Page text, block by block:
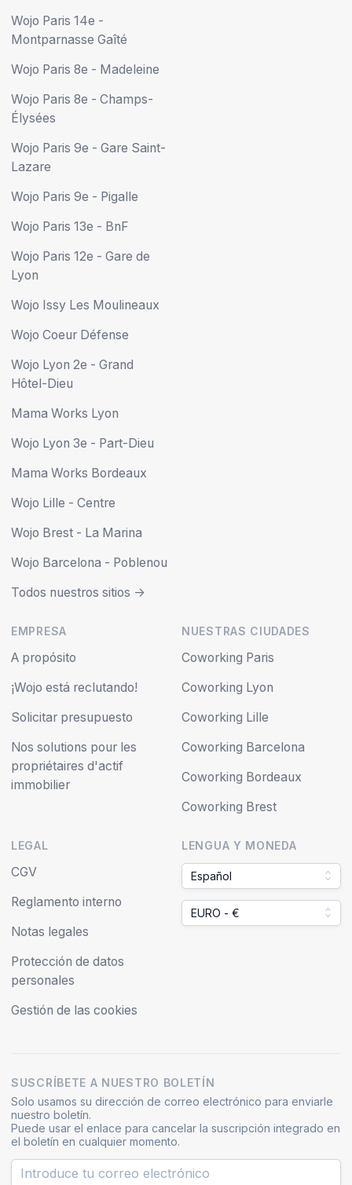
Wojo Paris 14e -
Montparnasse Gaîté
Wojo Paris 8e - Madeleine
Wojo Paris 8e - Champs-
Élysées
Wojo Paris 9e - Gare Saint-
Lazare
Wojo Paris 9e - Pigalle
Wojo Paris 13e - BnF
Wojo Paris 12e - Gare de
Lyon
Wojo Issy Les Moulineaux
Wojo Coeur Défense
Wojo Lyon 2e - Grand
Hôtel-Dieu
Mama Works Lyon
Wojo Lyon 3e - Part-Dieu
Mama Works Bordeaux
Wojo Lille - Centre
Wojo Brest - La Marina
Wojo Barcelona - Poblenou
Todos nuestros sitios ->
EMPRESA
A propósito
¡Wojo está reclutando!
Solicitar presupuesto
Nos solutions pour les
propriétaires d'actif
immobilier
NUESTRAS CIUDADES
Coworking Paris
Coworking Lyon
Coworking Lille
Coworking Barcelona
Coworking Bordeaux
Coworking Brest
LEGAL
CGV
Reglamento interno
Notas legales
Protección de datos
personales
Gestión de las cookies
LENGUA Y MONEDA
Español
EURO - €
SUSCRÍBETE A NUESTRO BOLETÍN
Solo usamos su dirección de correo electrónico para enviarle
nuestro boletín.
Puede usar el enlace para cancelar la suscripción integrado en
el boletín en cualquier momento.